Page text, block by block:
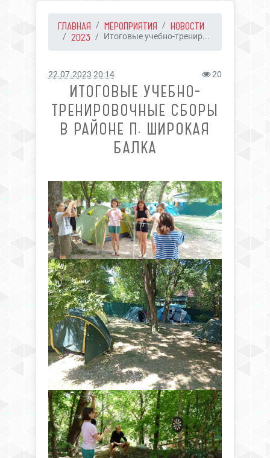
ГЛАВНАЯ МЕРОПРИЯТИЯ
НОВОСТИ
2023
Итоговые учебно-тренир...
22.07.2023 20:14 20
ИТОГОВЫЕ УЧЕБНО-
ТРЕНИРОВОЧНЫЕ СБОРЫ
В РАЙОНЕ П. ШИРОКАЯ
БАЛКА